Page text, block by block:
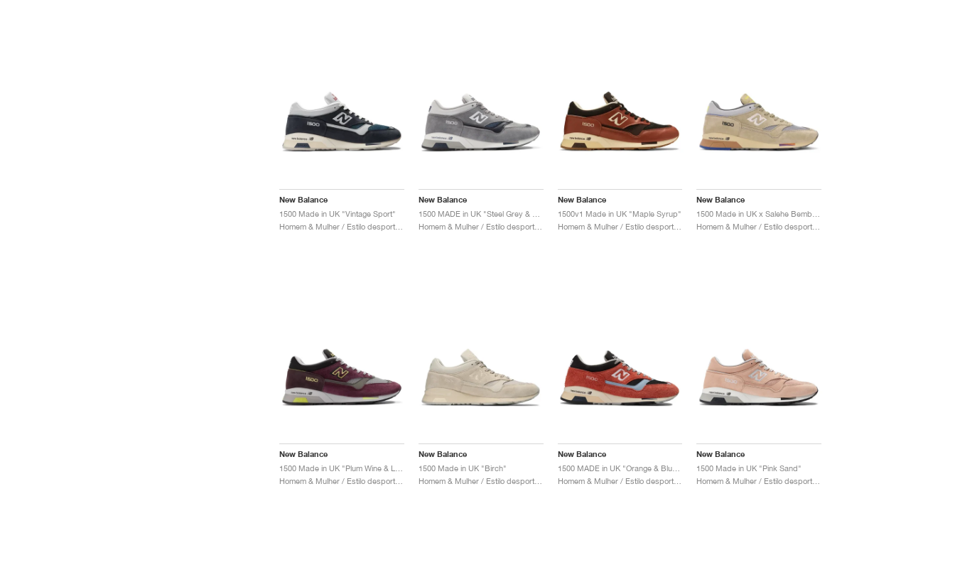
New Balance
1500 Made in UK "Vintage Sport"
New Balance
Homem & Mulher / Estilo desportivo / Sapatos
New Balance
1500v1 Made in UK "Maple Syrup"
Homem & Mulher / Estilo desportivo / Sapatos
New Balance
New Balance New Balance
1500 Made in UK "Birch"
Homem & Mulher / Estilo desportivo / Sapatos
New Balance
1500 MADE in UK "Orange & Blue Fog"
Homem & Mulher / Estilo desportivo / Sapatos
New Balance
1500 Made in UK "Pink Sand"